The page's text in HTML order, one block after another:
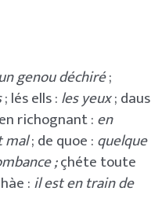
un genou déchiré;
; lés ells :les yeux; daus
richognant :en
mal; de quoe :quelque
;çhéte toute
:il est en train de